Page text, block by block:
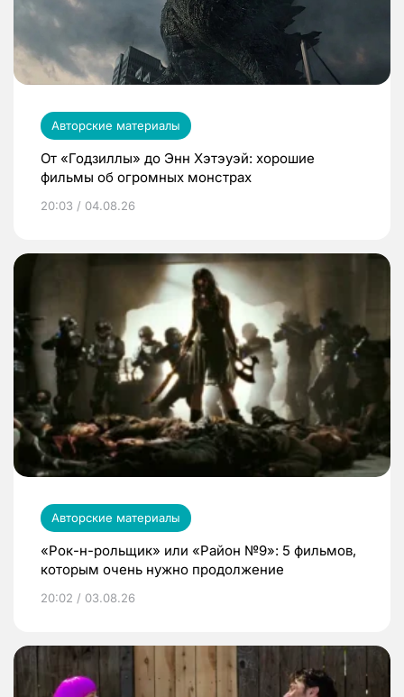
Авторские материалы
От «Годзиллы» до Энн Хэтэуэй: хорошие
фильмы об огромных монстрах
20:03 / 04.08.26
Авторские материалы
«Рок-н-рольщик» или «Район №9»: 5 фильмов,
которым очень нужно продолжение
20:02 / 03.08.26